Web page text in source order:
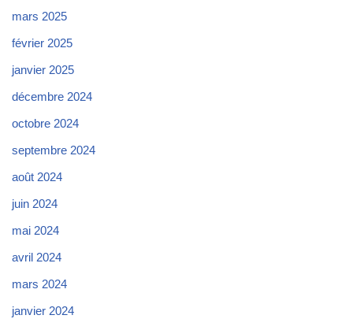
mars 2025
février 2025
janvier 2025
décembre 2024
octobre 2024
septembre 2024
août 2024
juin 2024
mai 2024
avril 2024
mars 2024
janvier 2024